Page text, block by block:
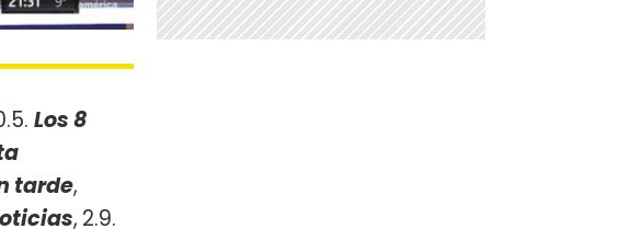
Los 8
tarde,
, 2.9.